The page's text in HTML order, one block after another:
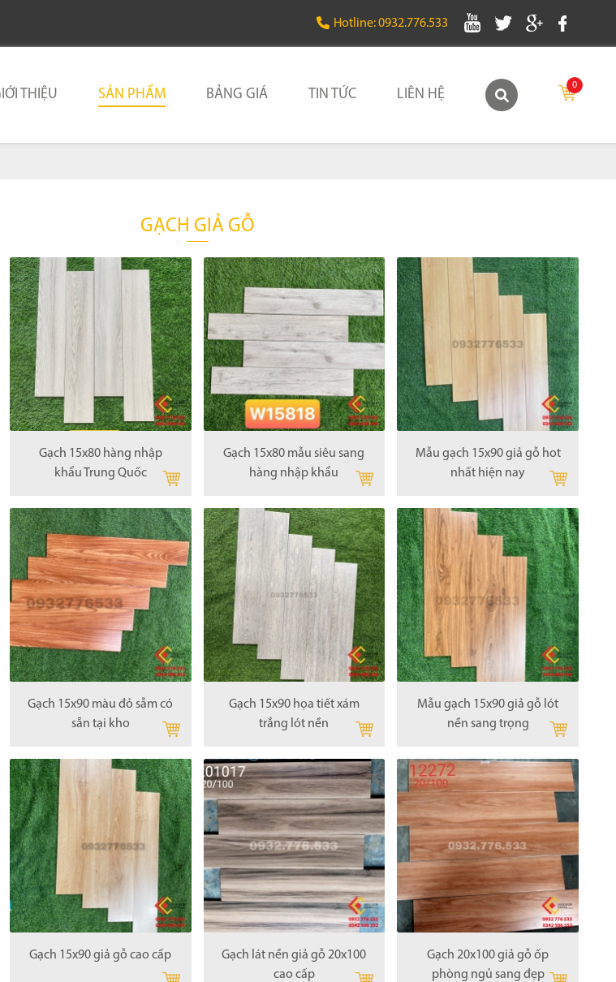
Hotline: 0932.776.533
THIỆU SẢN PHẨM BẢNG GIÁ TIN TỨC LIÊN HỆ
0
GẠCH GIẢ GỖ
Gạch 15x80 hàng nhập
khẩu Trung Quốc
Gạch 15x80 mẫu siêu sang
hàng nhập khẩu
Mẫu gạch 15x90 giả gỗ hot
nhất hiện nay
Gạch 15x90 màu đỏ sẫm có
sẵn tại kho
Gạch 15x90 họa tiết xám
trắng lót nền
Mẫu gạch 15x90 giả gỗ lót
nền sang trọng
Gạch 15x90 giả gỗ cao cấp
Gạch lát nền giả gỗ 20x100
cao cấp
Gạch 20x100 giả gỗ ốp
phòng ngủ sang đẹp